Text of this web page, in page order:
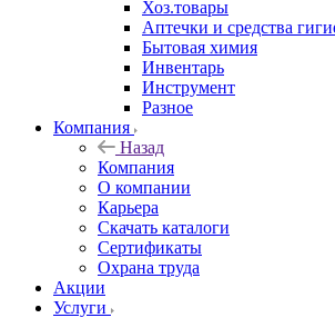
Хоз.товары
Аптечки и средства
Бытовая химия
Инвентарь
Инструмент
Разное
Компания
Назад
Компания
О компании
Карьера
Cкачать каталоги
Сертификаты
Охрана труда
Акции
Услуги